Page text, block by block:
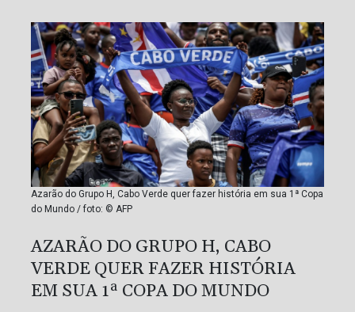
Azarão do Grupo H, Cabo Verde quer fazer história em sua 1ª Copa
do Mundo / foto: © AFP
AZARÃO DO GRUPO H, CABO
VERDE QUER FAZER HISTÓRIA
EM SUA 1ª COPA DO MUNDO